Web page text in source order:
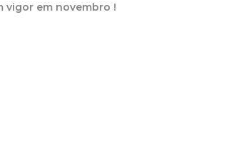
vigor em novembro !